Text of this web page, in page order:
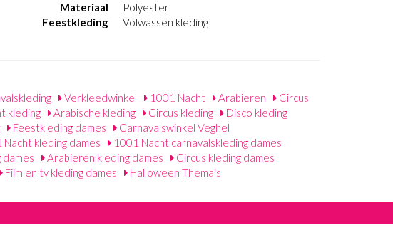
Materiaal
Polyester
Feestkleding
Volwassen kleding
Verkleedwinkel 1001 Nacht Arabieren
Circus
kleding Arabische kleding Circus kleding
Disco kleding
Feestkleding dames
Carnavalswinkel Veghel
Nacht kleding dames
1001 Nacht carnavalskleding dames
dames Arabieren kleding dames
Circus kleding dames
Film en tv kleding dames Halloween Thema's